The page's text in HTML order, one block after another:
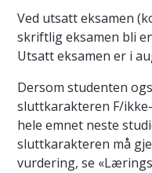
Ved utsatt eksamen
skriftlig eksamen bli
Utsatt eksamen er i
Dersom studenten
sluttkarakteren F/
hele emnet neste
sluttkarakteren må
vurdering, se